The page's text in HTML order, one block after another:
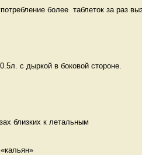
более  таблеток за раз
с дыркой в боковой стороне.
близких к летальным